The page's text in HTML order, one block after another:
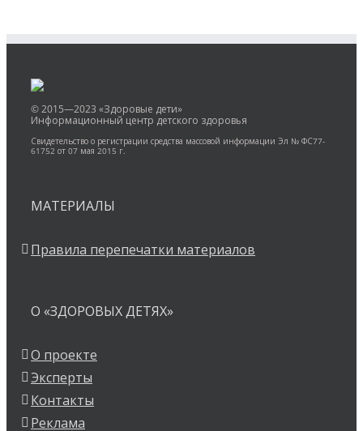
© 2015—2023 «Здоровые дети»
Информационный центр детского здоровья
Свидетельство о регистрации средства массовой информации Эл № ФС77-
61752 от 07 мая 2015 г.
МАТЕРИАЛЫ
Правила перепечатки материалов
О «ЗДОРОВЫХ ДЕТЯХ»
О проекте
Эксперты
Контакты
Реклама